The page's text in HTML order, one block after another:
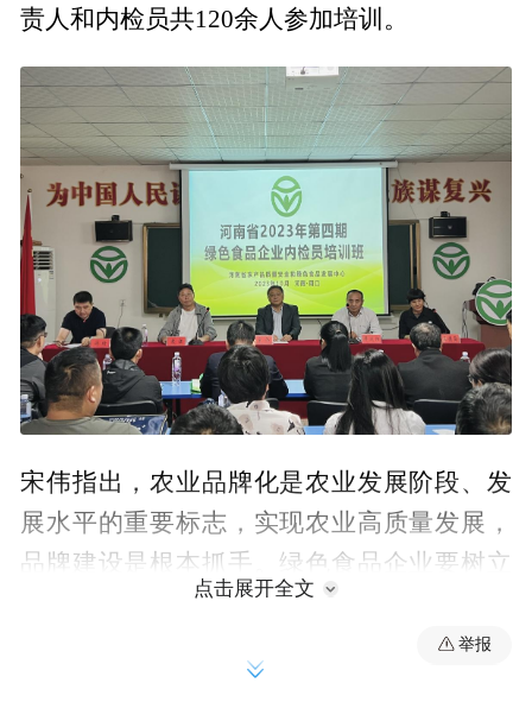
责人和内检员共120余人参加培训。
宋伟指出，农业品牌化是农业发展阶段、发
展水平的重要标志，实现农业高质量发展，
品牌建设是根本抓手。绿色食品企业要树立
品牌营销意识，提升创品牌、育品牌、用品
牌、护品牌、优品牌、强品牌的理念，科学
制定品牌发展规划与运营体系，扩大品牌影
点击展开全文
举报